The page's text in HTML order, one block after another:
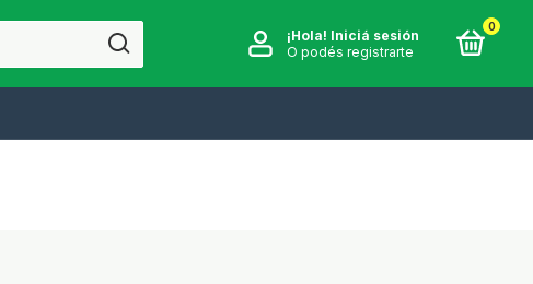
¡Hola! Iniciá sesión
O podés registrarte
0